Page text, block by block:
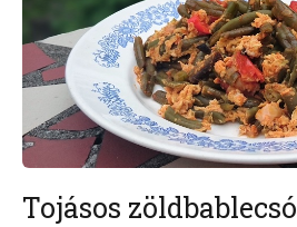
Tojásos zöldbablecsó